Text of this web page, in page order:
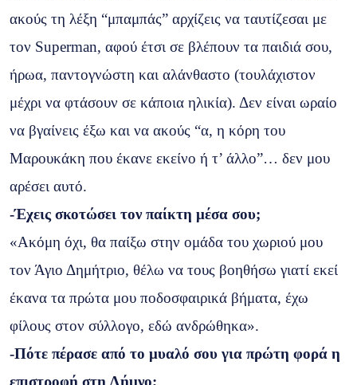
ακούς τη λέξη “μπαμπάς” αρχίζεις να ταυτίζεσαι με
τον Superman, αφού έτσι σε βλέπουν τα παιδιά σου,
ήρωα, παντογνώστη και αλάνθαστο (τουλάχιστον
μέχρι να φτάσουν σε κάποια ηλικία). Δεν είναι ωραίο
να βγαίνεις έξω και να ακούς “α, η κόρη του
Μαρουκάκη που έκανε εκείνο ή τ’ άλλο”… δεν μου
αρέσει αυτό.
-Έχεις σκοτώσει τον παίκτη μέσα σου;
«Ακόμη όχι, θα παίξω στην ομάδα του χωριού μου
τον Άγιο Δημήτριο, θέλω να τους βοηθήσω γιατί εκεί
έκανα τα πρώτα μου ποδοσφαιρικά βήματα, έχω
φίλους στον σύλλογο, εδώ ανδρώθηκα».
-Πότε πέρασε από το μυαλό σου για πρώτη φορά η
επιστροφή στη Λήμνο;